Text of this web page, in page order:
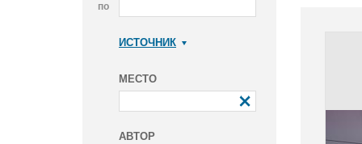
по
ИСТОЧНИК
МЕСТО
АВТОР